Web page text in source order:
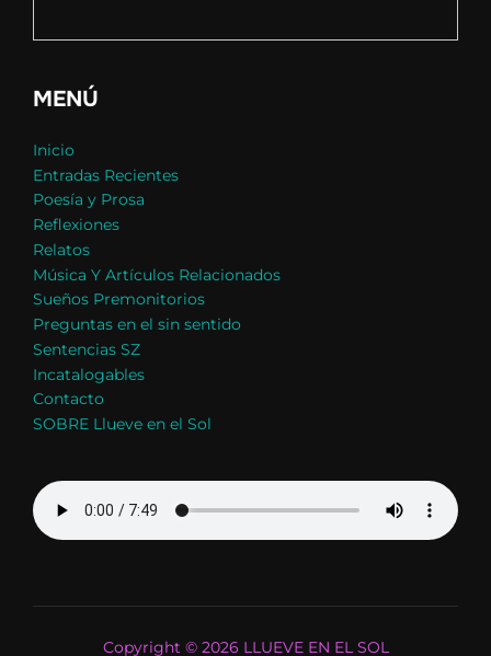
MENÚ
Inicio
Entradas Recientes
Poesía y Prosa
Reflexiones
Relatos
Música Y Artículos Relacionados
Sueños Premonitorios
Preguntas en el sin sentido
Sentencias SZ
Incatalogables
Contacto
SOBRE Llueve en el Sol
Copyright © 2026 LLUEVE EN EL SOL